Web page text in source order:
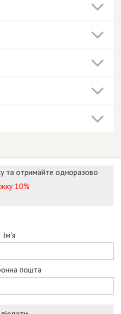
та отримайте одноразово
10%
Ім'я
пошта